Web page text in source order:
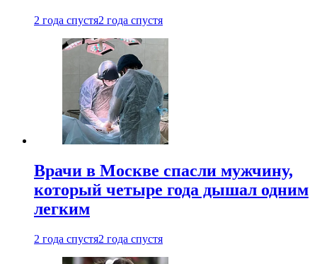
2 года спустя2 года спустя
Врачи в Москве спасли мужчину,
который четыре года дышал одним
легким
2 года спустя2 года спустя